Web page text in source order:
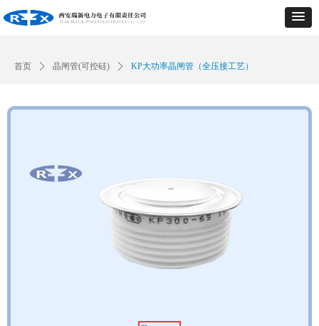
首页 ꄲ 晶闸管(可控硅) ꄲ KP大功率晶闸管（全压接工艺）